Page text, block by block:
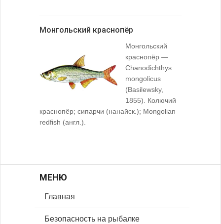
Монгольский краснопёр
Монгольский
краснопёр —
Chanodichthys
mongolicus
(Basilewsky,
1855). Колючий
краснопёр; сипарчи (нанайск.); Mongolian
redfish (англ.).
МЕНЮ
Главная
Безопасность на рыбалке